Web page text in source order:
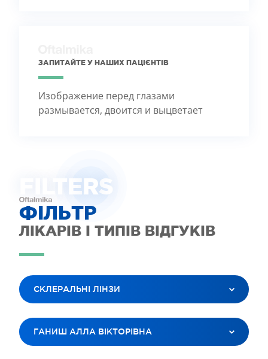
ЗАПИТАЙТЕ У НАШИХ ПАЦІЄНТІВ
Изображение перед глазами
размывается, двоится и выцветает
FILTERS
ФІЛЬТР
ЛІКАРІВ І ТИПІВ ВІДГУКІВ
СКЛЕРАЛЬНІ ЛІНЗИ
ВСІ ПОСЛУГИ
ЛАЗЕРНА КОРЕКЦІЯ ЗОРУ
ГАНИШ АЛЛА ВІКТОРІВНА